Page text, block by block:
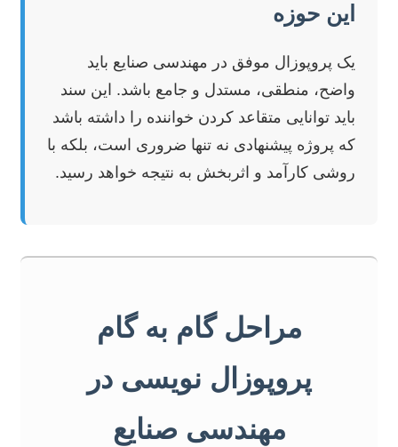
این حوزه
یک پروپوزال موفق در مهندسی صنایع باید
واضح، منطقی، مستدل و جامع باشد. این سند
باید توانایی متقاعد کردن خواننده را داشته باشد
که پروژه پیشنهادی نه تنها ضروری است، بلکه با
روشی کارآمد و اثربخش به نتیجه خواهد رسید.
مراحل گام به گام
پروپوزال نویسی در
مهندسی صنایع